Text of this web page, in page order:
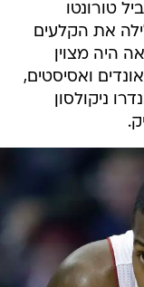
טורונטו
את הקלעים
נואה היה מצוין
ריבאונדים ואסיסטים,
ואנדרו ניקולסון